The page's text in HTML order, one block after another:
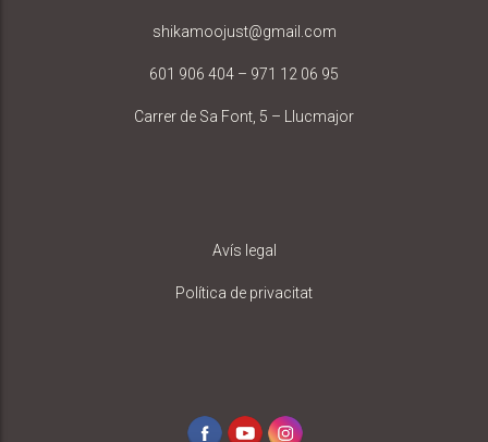
shikamoojust@gmail.com
601 906 404 – 971 12 06 95
Carrer de Sa Font, 5 – Llucmajor
Avís legal
Política de privacitat